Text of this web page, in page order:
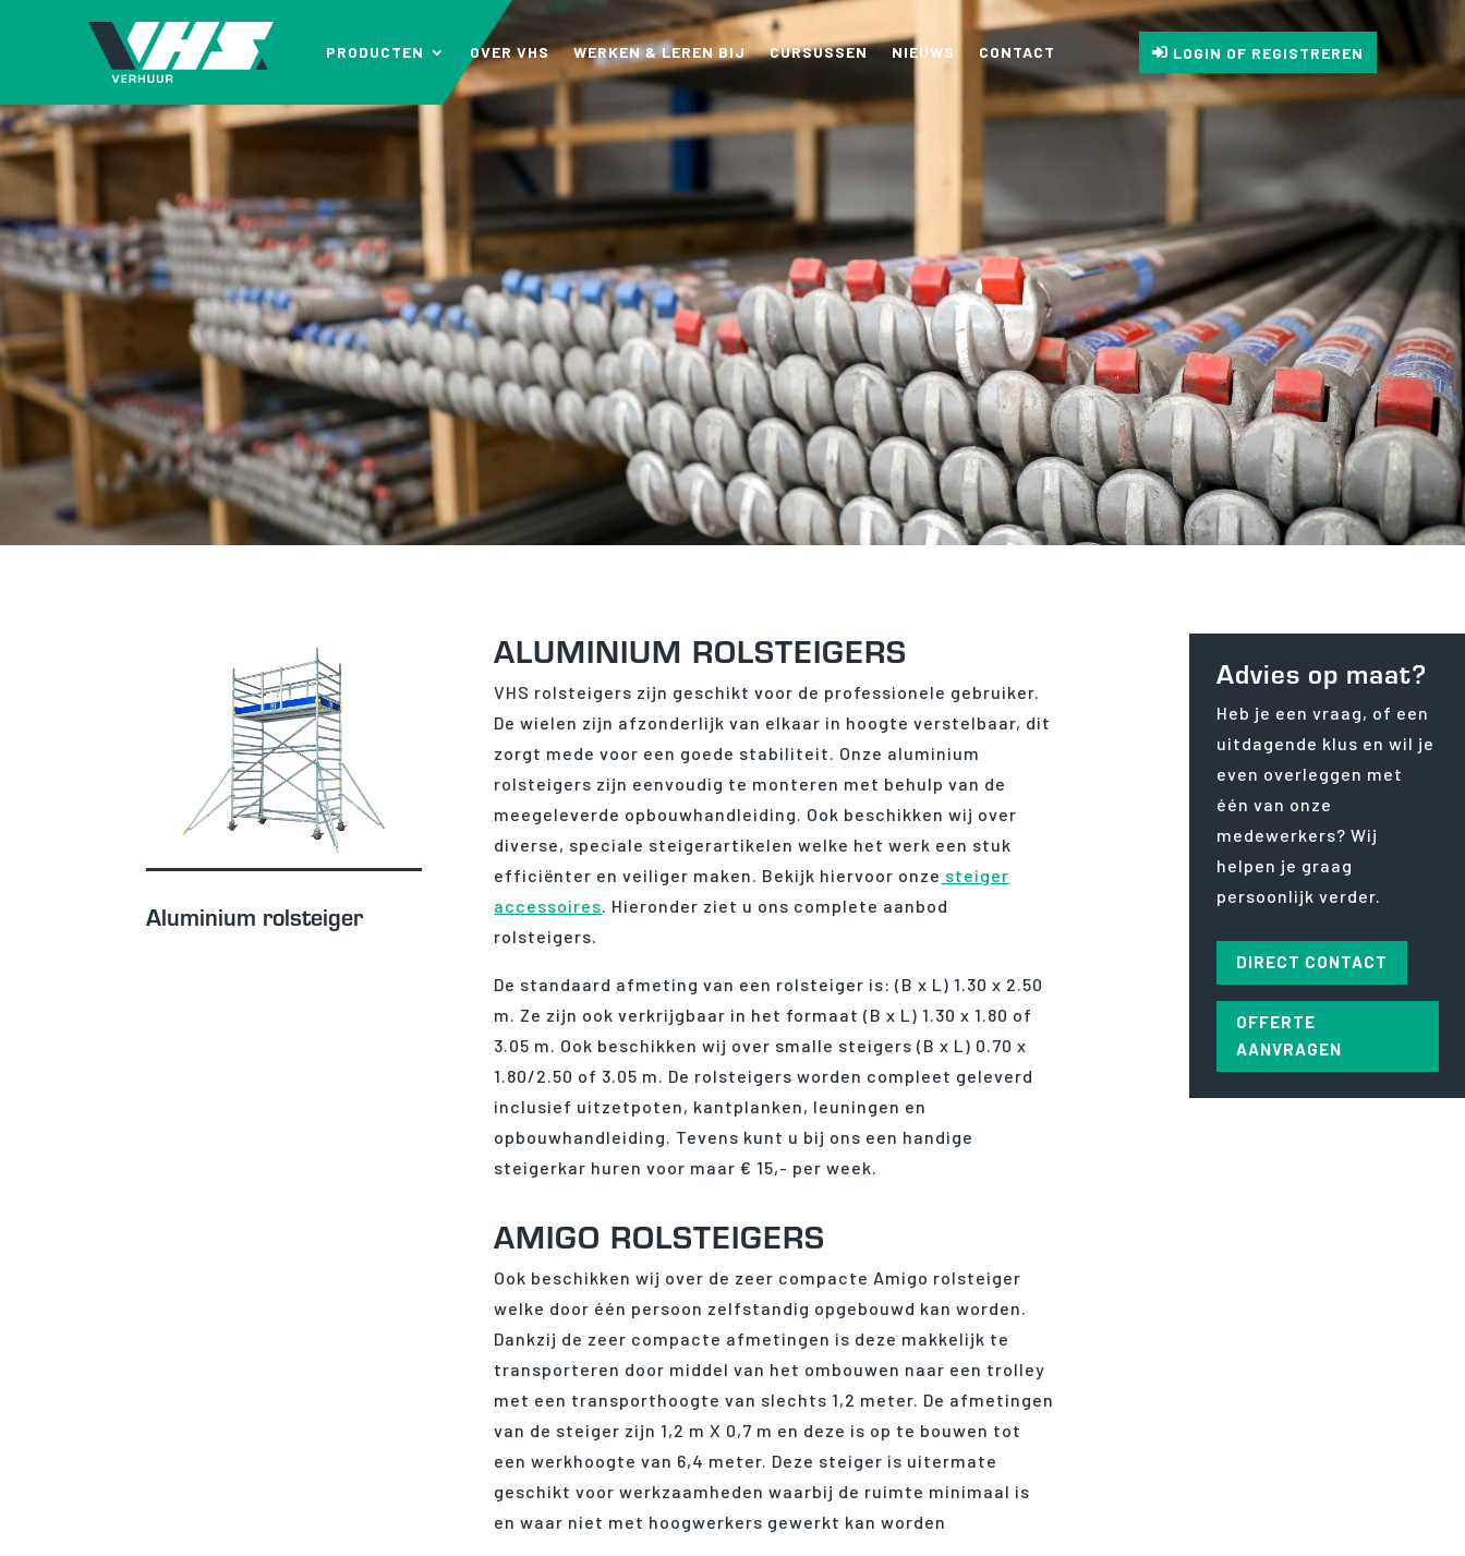
PRODUCTEN OVER VHS WERKEN & LEREN BIJ CURSUSSEN NIEUWS CONTACT LOGIN OF REGISTREREN
Aluminium rolsteiger
ALUMINIUM ROLSTEIGERS
VHS rolsteigers zijn geschikt voor de professionele gebruiker.
De wielen zijn afzonderlijk van elkaar in hoogte verstelbaar, dit
zorgt mede voor een goede stabiliteit. Onze aluminium
rolsteigers zijn eenvoudig te monteren met behulp van de
meegeleverde opbouwhandleiding. Ook beschikken wij over
diverse, speciale steigerartikelen welke het werk een stuk
efficiënter en veiliger maken. Bekijk hiervoor onze steiger
accessoires . Hieronder ziet u ons complete aanbod
rolsteigers.
De standaard afmeting van een rolsteiger is: (B x L) 1.30 x 2.50
m. Ze zijn ook verkrijgbaar in het formaat (B x L) 1.30 x 1.80 of
3.05 m. Ook beschikken wij over smalle steigers (B x L) 0.70 x
1.80/2.50 of 3.05 m. De rolsteigers worden compleet geleverd
inclusief uitzetpoten, kantplanken, leuningen en
opbouwhandleiding. Tevens kunt u bij ons een handige
steigerkar huren voor maar € 15,- per week.
AMIGO ROLSTEIGERS
Ook beschikken wij over de zeer compacte Amigo rolsteiger
welke door één persoon zelfstandig opgebouwd kan worden.
Dankzij de zeer compacte afmetingen is deze makkelijk te
transporteren door middel van het ombouwen naar een trolley
met een transporthoogte van slechts 1,2 meter. De afmetingen
van de steiger zijn 1,2 m X 0,7 m en deze is op te bouwen tot
een werkhoogte van 6,4 meter. Deze steiger is uitermate
geschikt voor werkzaamheden waarbij de ruimte minimaal is
en waar niet met hoogwerkers gewerkt kan worden
Advies op maat?
Heb je een vraag, of een
uitdagende klus en wil je
even overleggen met
één van onze
medewerkers? Wij
helpen je graag
persoonlijk verder.
DIRECT CONTACT
OFFERTE
AANVRAGEN